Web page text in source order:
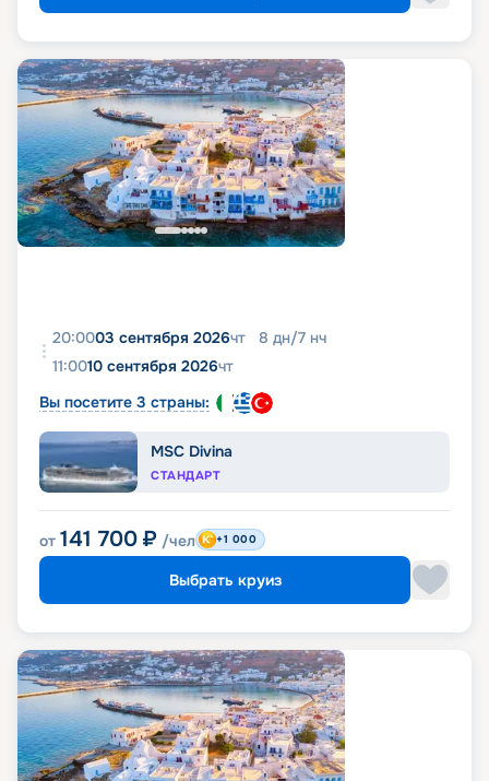
20:0003 сентября 2026чт 8 дн/7 нч
11:0010 сентября 2026чт
Вы посетите 3 страны:
MSC Divina
СТАНДАРТ
от 141 700 ₽ /чел +1 000
Выбрать круиз